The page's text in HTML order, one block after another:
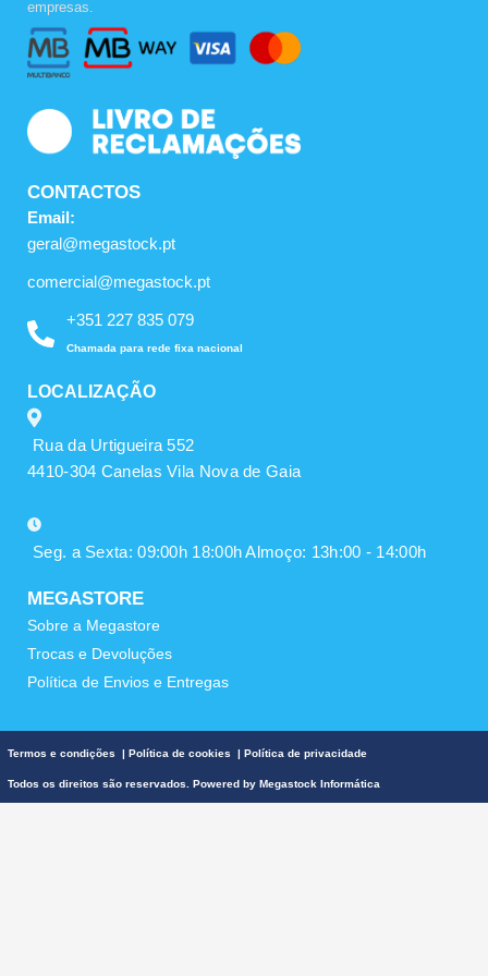
o
o
k
r
a
m
e
empresas.
CONTACTOS
Email:
geral@megastock.pt
comercial@megastock.pt
+351 227 835 079
Chamada para rede fixa nacional
LOCALIZAÇÃO
Rua da Urtigueira 552
4410-304 Canelas Vila Nova de Gaia
Seg. a Sexta: 09:00h 18:00h Almoço: 13h:00 - 14:00h
MEGASTORE
Sobre a Megastore
Trocas e Devoluções
Política de Envios e Entregas
Termos e condições | Política de cookies | Política de privacidade
Todos os direitos são reservados. Powered by Megastock Informática